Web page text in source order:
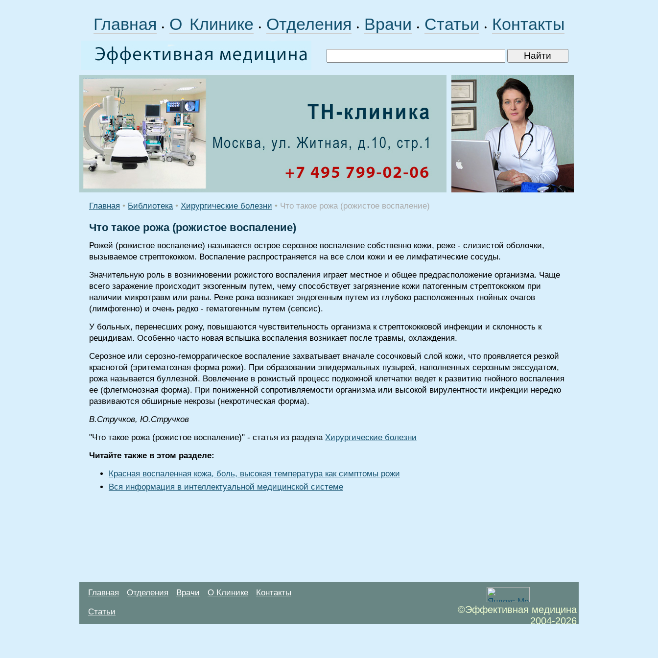
Главная • О Клинике • Отделения • Врачи • Статьи • Контакты
Главная • Библиотека • Хирургические болезни • Что такое рожа (рожистое воспаление)
Что такое рожа (рожистое воспаление)
Рожей (рожистое воспаление) называется острое серозное воспаление собственно кожи, реже - слизистой оболочки,
вызываемое стрептококком. Воспаление распространяется на все слои кожи и ее лимфатические сосуды.
Значительную роль в возникновении рожистого воспаления играет местное и общее предрасположение организма. Чаще
всего заражение происходит экзогенным путем, чему способствует загрязнение кожи патогенным стрептококком при
наличии микротравм или раны. Реже рожа возникает эндогенным путем из глубоко расположенных гнойных очагов
(лимфогенно) и очень редко - гематогенным путем (сепсис).
У больных, перенесших рожу, повышаются чувствительность организма к стрептококковой инфекции и склонность к
рецидивам. Особенно часто новая вспышка воспаления возникает после травмы, охлаждения.
Серозное или серозно-геморрагическое воспаление захватывает вначале сосочковый слой кожи, что проявляется резкой
краснотой (эритематозная форма рожи). При образовании эпидермальных пузырей, наполненных серозным экссудатом,
рожа называется буллезной. Вовлечение в рожистый процесс подкожной клетчатки ведет к развитию гнойного воспаления
ее (флегмонозная форма). При пониженной сопротивляемости организма или высокой вирулентности инфекции нередко
развиваются обширные некрозы (некротическая форма).
В.Стручков, Ю.Стручков
"Что такое рожа (рожистое воспаление)" - статья из раздела Хирургические болезни
Читайте также в этом разделе:
Красная воспаленная кожа, боль, высокая температура как симптомы рожи
Вся информация в интеллектуальной медицинской системе
Главная Отделения Врачи О Клинике Контакты
Статьи
©Эффективная медицина
2004-2026